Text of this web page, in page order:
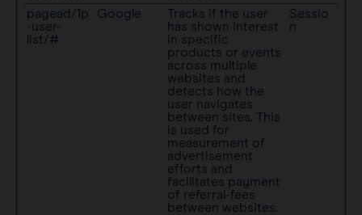
pagead/1p
-user-
list/#
Google
Tracks if the user
has shown interest
in specific
products or events
across multiple
websites and
detects how the
user navigates
between sites. This
is used for
measurement of
advertisement
efforts and
facilitates payment
of referral-fees
between websites.
Sessio
n